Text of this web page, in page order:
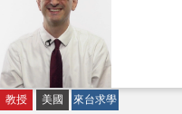
教授 美國 來台求學